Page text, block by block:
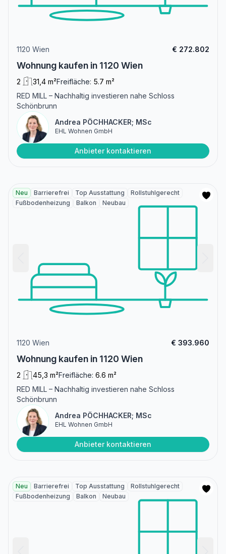
1120 Wien € 272.802
Wohnung kaufen in 1120 Wien
2 31,4 m²Freifläche: 5.7 m²
RED MILL – Nachhaltig investieren nahe Schloss
Schönbrunn
Andrea PÖCHHACKER; MSc
EHL Wohnen GmbH
Anbieter kontaktieren
Neu Barrierefrei Top Ausstattung
Rollstuhlgerecht
Fußbodenheizung
Balkon Neubau
1120 Wien € 393.960
Wohnung kaufen in 1120 Wien
2 45,3 m²Freifläche: 6.6 m²
RED MILL – Nachhaltig investieren nahe Schloss
Schönbrunn
Andrea PÖCHHACKER; MSc
EHL Wohnen GmbH
Anbieter kontaktieren
Neu Barrierefrei Top Ausstattung
Rollstuhlgerecht
Fußbodenheizung
Balkon Neubau